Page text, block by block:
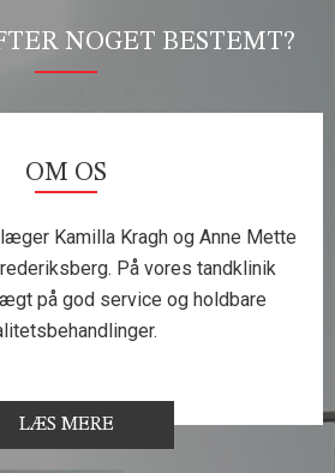
NOGET BESTEMT?
OM OS
Kamilla Kragh og Anne Mette
På vores tandklinik
på god service og holdbare
LÆS MERE